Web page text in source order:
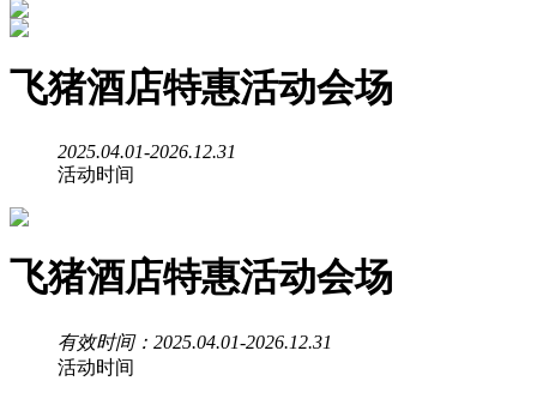
飞猪酒店特惠活动会场
2025.04.01-2026.12.31
活动时间
飞猪酒店特惠活动会场
有效时间：2025.04.01-2026.12.31
活动时间